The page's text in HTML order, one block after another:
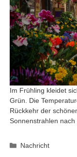
Im Frühling kleidet
Grün. Die
Rückkehr der
Sonnenstrahlen
Kategorien
Nachricht